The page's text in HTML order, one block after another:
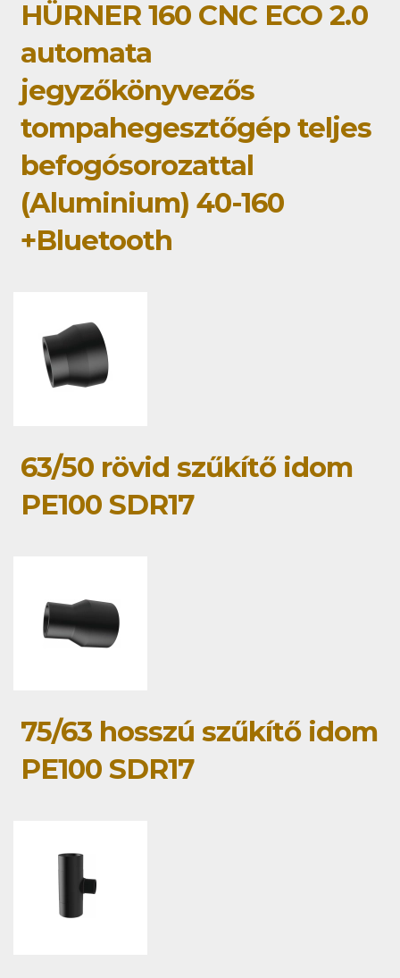
HÜRNER 160 CNC ECO 2.0
automata
jegyzőkönyvezős
tompahegesztőgép teljes
befogósorozattal
(Aluminium) 40-160
+Bluetooth
63/50 rövid szűkítő idom
PE100 SDR17
75/63 hosszú szűkítő idom
PE100 SDR17